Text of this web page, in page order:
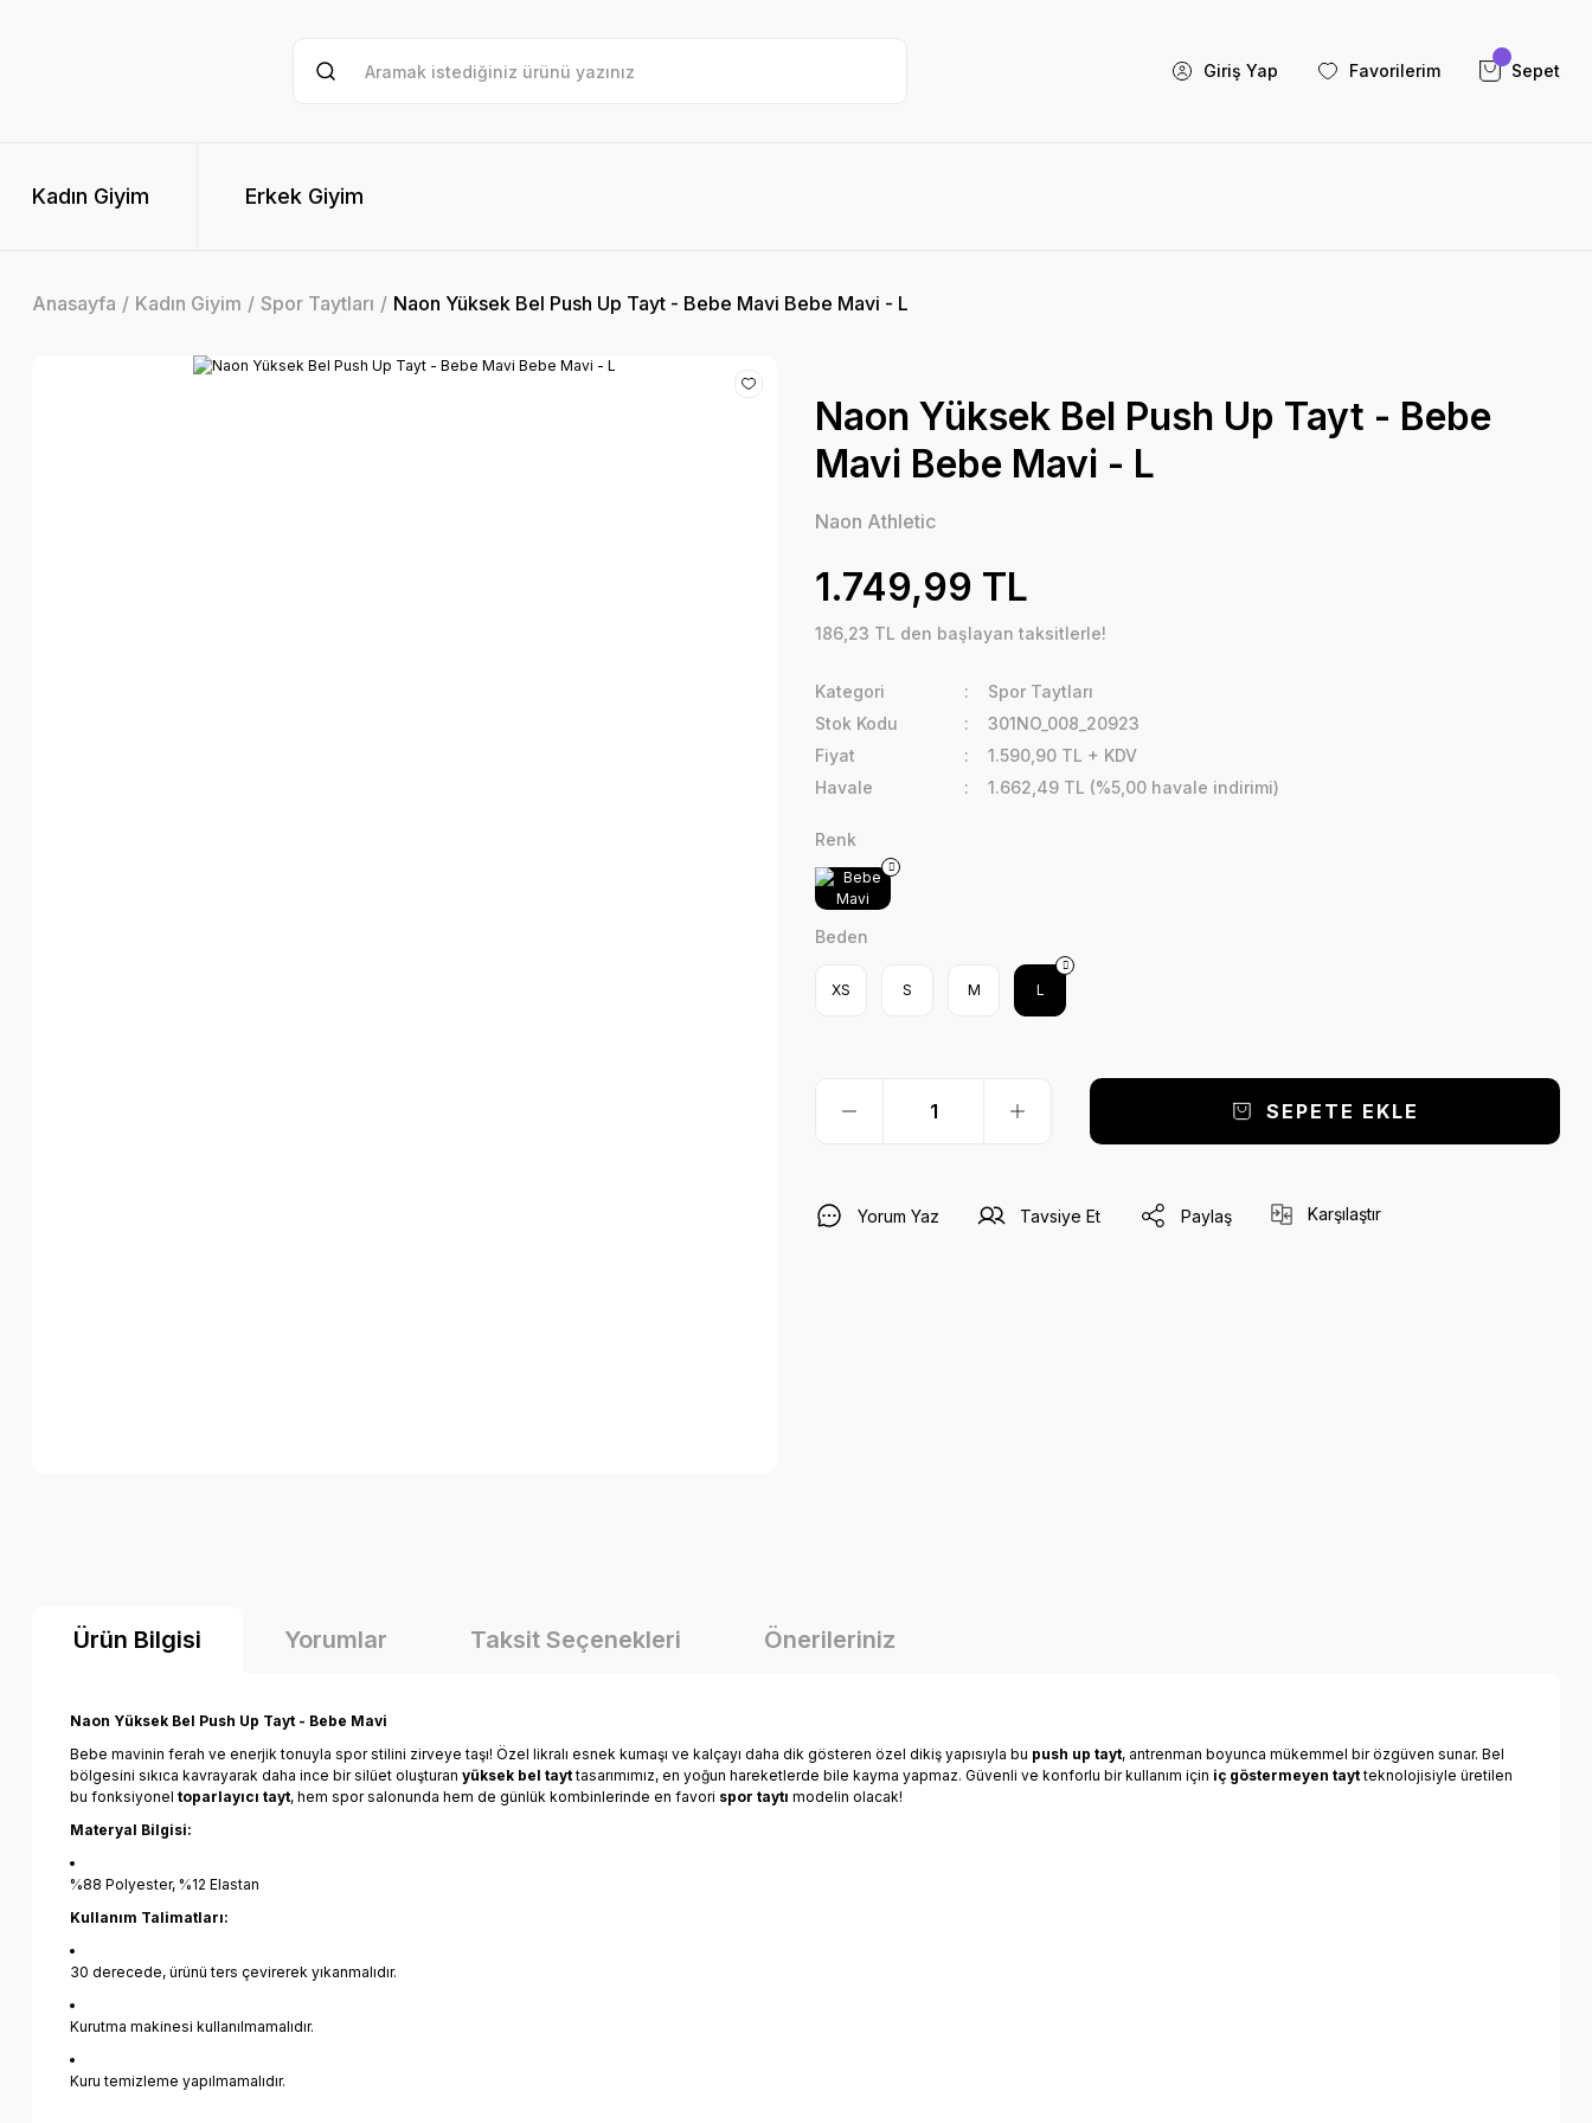
Giriş Yap Favorilerim Sepet
Kadın Giyim Erkek Giyim
Anasayfa Kadın Giyim Spor Taytları Naon Yüksek Bel Push Up Tayt - Bebe Mavi Bebe Mavi - L
Naon Yüksek Bel Push Up Tayt - Bebe
Mavi Bebe Mavi - L
Naon Athletic
1.749,99 TL
186,23 TL den başlayan taksitlerle!
Kategori
Spor Taytları
Stok Kodu
301NO_008_20923
Fiyat
1.590,90 TL + KDV
Havale
1.662,49 TL (%5,00 havale indirimi)
Renk
Beden
XS S M L
SEPETE EKLE
Yorum Yaz Tavsiye Et Paylaş Karşılaştır
Ürün Bilgisi Yorumlar Taksit Seçenekleri Önerileriniz
Naon Yüksek Bel Push Up Tayt - Bebe Mavi
Bebe mavinin ferah ve enerjik tonuyla spor stilini zirveye taşı! Özel likralı esnek kumaşı ve kalçayı daha dik gösteren özel dikiş yapısıyla bu push up tayt, antrenman boyunca mükemmel bir özgüven sunar. Bel
bölgesini sıkıca kavrayarak daha ince bir silüet oluşturan yüksek bel tayttasarımımız, en yoğun hareketlerde bile kayma yapmaz. Güvenli ve konforlu bir kullanım için iç göstermeyen taytteknolojisiyle üretilen
bu fonksiyonel toparlayıcı tayt, hem spor salonunda hem de günlük kombinlerinde en favori spor taytı modelin olacak!
Materyal Bilgisi:
%88 Polyester, %12 Elastan
Kullanım Talimatları:
30 derecede, ürünü ters çevirerek yıkanmalıdır.
Kurutma makinesi kullanılmamalıdır.
Kuru temizleme yapılmamalıdır.